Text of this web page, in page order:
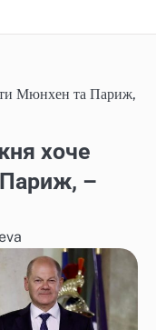
Мюнхен та Париж,
хоче
–